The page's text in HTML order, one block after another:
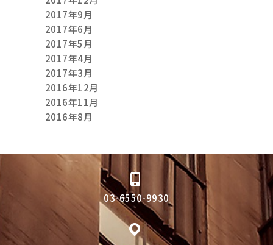
2017年9月
2017年6月
2017年5月
2017年4月
2017年3月
2016年12月
2016年11月
2016年8月
03-6550-9930